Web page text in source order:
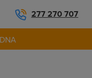
277 270 707